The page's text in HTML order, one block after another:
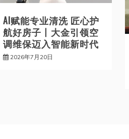
AI赋能专业清洗 匠心护
航好房子丨大金引领空
调维保迈入智能新时代
2026年7月20日